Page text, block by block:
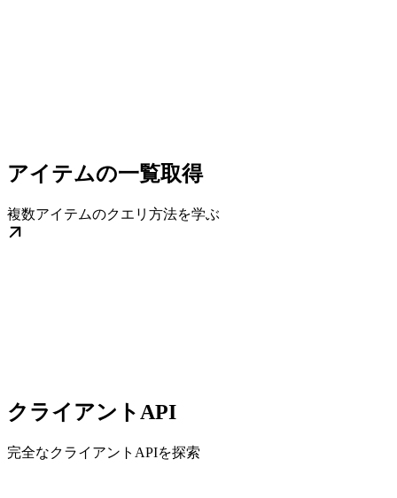
アイテムの一覧取得
複数アイテムのクエリ方法を学ぶ
クライアントAPI
完全なクライアントAPIを探索